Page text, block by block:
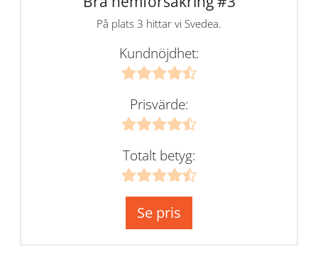
På plats 3 hittar vi Svedea.
Kundnöjdhet:
Prisvärde:
Totalt betyg:
Se pris